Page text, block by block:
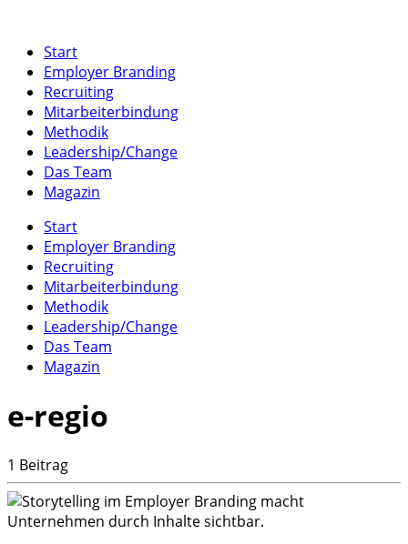
Start
Employer Branding
Recruiting
Mitarbeiterbindung
Methodik
Leadership/Change
Das Team
Magazin
Start
Employer Branding
Recruiting
Mitarbeiterbindung
Methodik
Leadership/Change
Das Team
Magazin
e-regio
1 Beitrag